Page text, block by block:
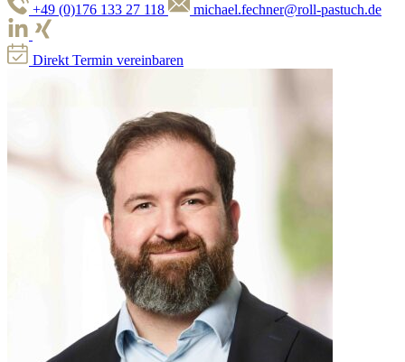
+49 (0)176 133 27 118
michael.fechner@roll-pastuch.de
Direkt Termin vereinbaren